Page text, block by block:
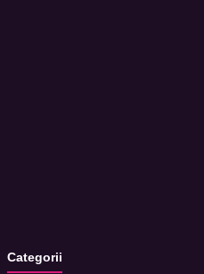
Categorii